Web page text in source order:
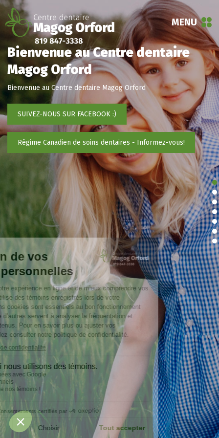
MENU
Bienvenue au Centre dentaire
Magog Orford
Bienvenue au Centre dentaire Magog Orford
SUIVEZ-NOUS SUR FACEBOOK :)
Régime Canadien de soins dentaires - Informez-vous!